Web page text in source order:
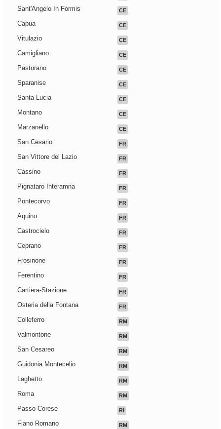
Sant'Angelo In Formis CE
Capua CE
Vitulazio CE
Camigliano CE
Pastorano CE
Sparanise CE
Santa Lucia CE
Montano CE
Marzanello CE
San Cesario FR
San Vittore del Lazio FR
Cassino FR
Pignataro Interamna FR
Pontecorvo FR
Aquino FR
Castrocielo FR
Ceprano FR
Frosinone FR
Ferentino FR
Cartiera-Stazione FR
Osteria della Fontana FR
Colleferro RM
Valmontone RM
San Cesareo RM
Guidonia Montecelio RM
Laghetto RM
Roma RM
Passo Corese RI
Fiano Romano RM